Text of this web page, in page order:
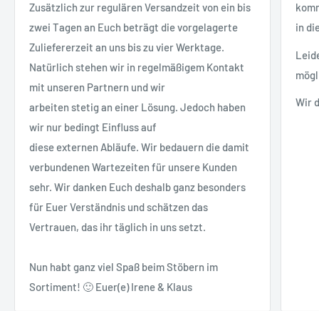
Zusätzlich zur regulären Versandzeit von ein bis
zwei Tagen an Euch beträgt die vorgelagerte
Zuliefererzeit an uns bis zu vier Werktage.
Natürlich stehen wir in regelmäßigem Kontakt
mit unseren Partnern und wir
arbeiten stetig an einer Lösung. Jedoch haben
wir nur bedingt Einfluss auf
diese externen Abläufe. Wir bedauern die damit
verbundenen Wartezeiten für unsere Kunden
sehr. Wir danken Euch deshalb ganz besonders
für Euer Verständnis und schätzen das
Vertrauen, das ihr täglich in uns setzt.
Nun habt ganz viel Spaß beim Stöbern im
Sortiment! 🙂 Euer(e) Irene & Klaus
in
Wir